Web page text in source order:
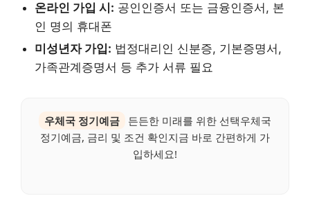
온라인 가입 시: 공인인증서 또는 금융인증서, 본
인 명의 휴대폰
미성년자 가입: 법정대리인 신분증, 기본증명서,
가족관계증명서 등 추가 서류 필요
우체국 정기예금
든든한 미래를 위한 선택우체국
정기예금, 금리 및 조건 확인지금 바로 간편하게 가
입하세요!